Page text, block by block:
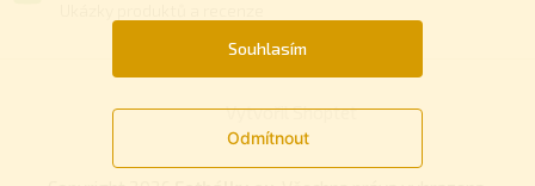
Souhlasím
Odmítnout
Vytvořil Shoptet